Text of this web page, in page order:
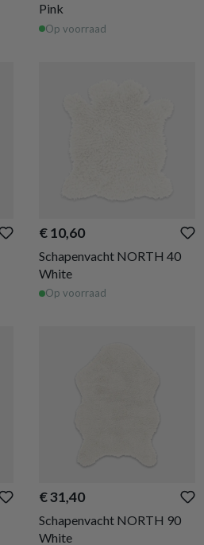
Pink
Op voorraad
€ 10,60
Schapenvacht NORTH 40
White
Op voorraad
€ 31,40
Schapenvacht NORTH 90
White